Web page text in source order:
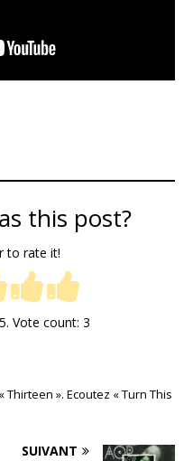
this post?
to rate it!
Vote count: 3
Thirteen ». Ecoutez « Turn This
SUIVANT